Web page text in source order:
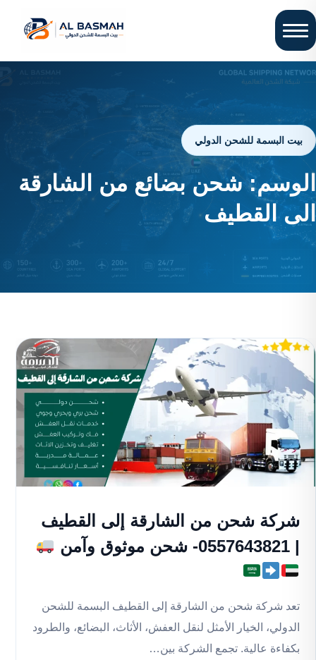
بيت البسمة للشحن الدولي
الوسم:شحن بضائع من الشارقة
الى القطيف
شركة شحن من الشارقة إلى القطيف
| 0557643821- شحن موثوق وآمن
تعد شركة شحن من الشارقة إلى القطيف البسمة للشحن
الدولي، الخيار الأمثل لنقل العفش، الأثاث، البضائع، والطرود
بكفاءة عالية. تجمع الشركة بين…